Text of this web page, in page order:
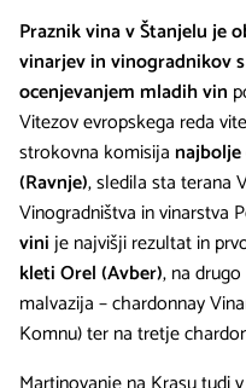
Praznik vina v Štanjelu je
vinarjev in vinogradnikov
ocenjevanjem mladih vin
Vitezov evropskega reda
strokovna komisija
(Ravnje), sledila sta terana
Vinogradništva in vinarstva
vinije najvišji rezultat in
kleti Orel (Avber), na
malvazija – chardonnay
Komnu) ter na tretje